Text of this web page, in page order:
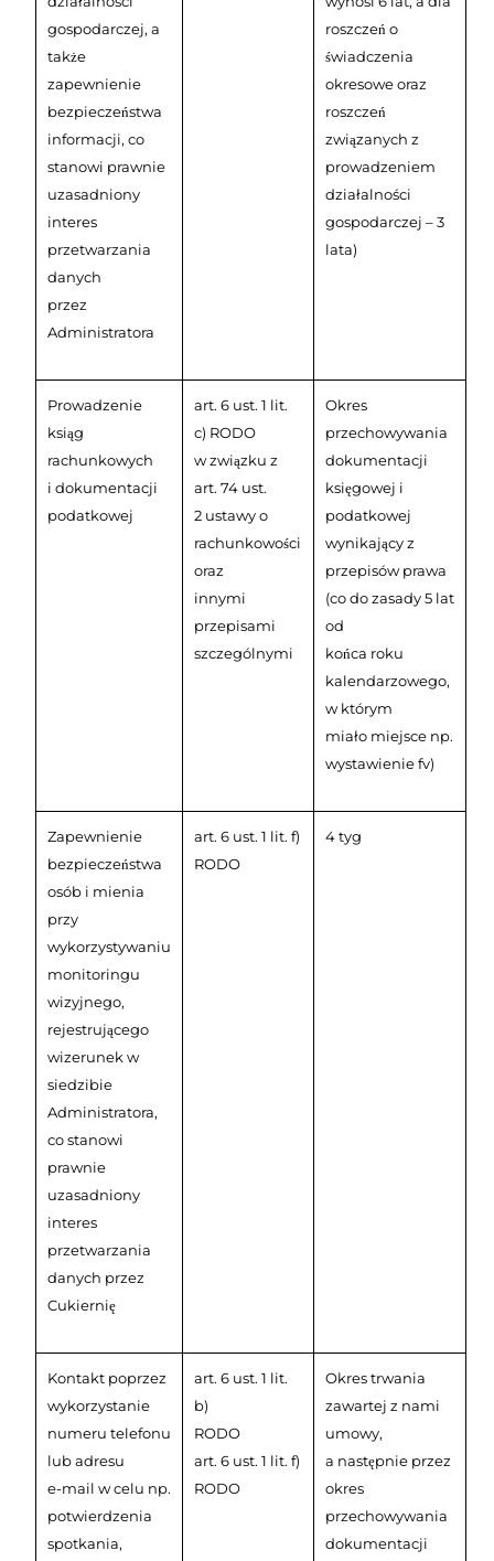
gospodarczej, a
także
zapewnienie
bezpieczeństwa
informacji, co
stanowi prawnie
uzasadniony
interes
przetwarzania
danych
przez
Administratora
roszczeń o
świadczenia
okresowe oraz
roszczeń
związanych z
prowadzeniem
działalności
gospodarczej – 3
lata)
Prowadzenie
ksiąg
rachunkowych
i dokumentacji
podatkowej
art. 6 ust. 1 lit.
c) RODO
w związku z
art. 74 ust.
2 ustawy o
rachunkowości
oraz
innymi
przepisami
szczególnymi
Okres
przechowywania
dokumentacji
księgowej i
podatkowej
wynikający z
przepisów prawa
(co do zasady 5 lat
od
końca roku
kalendarzowego,
w którym
miało miejsce np.
wystawienie fv)
Zapewnienie
bezpieczeństwa
osób i mienia
przy
wykorzystywaniu
monitoringu
wizyjnego,
rejestrującego
wizerunek w
siedzibie
Administratora,
co stanowi
prawnie
uzasadniony
interes
przetwarzania
danych przez
Cukiernię
art. 6 ust. 1 lit. f)
RODO
4 tyg
Kontakt poprzez
wykorzystanie
numeru telefonu
lub adresu
e-mail w celu np.
potwierdzenia
spotkania,
art. 6 ust. 1 lit.
b)
RODO
art. 6 ust. 1 lit. f)
RODO
Okres trwania
zawartej z nami
umowy,
a następnie przez
okres
przechowywania
dokumentacji